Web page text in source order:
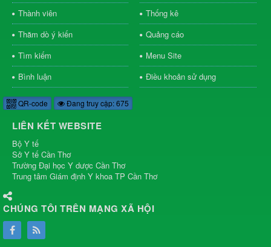
Thành viên
Thống kê
Thăm dò ý kiến
Quảng cáo
Tìm kiếm
Menu Site
Bình luận
Điều khoản sử dụng
QR-code Đang truy cập: 675
LIÊN KẾT WEBSITE
Bộ Y tế
Sở Y tế Cần Thơ
Trường Đại học Y dược Cần Thơ
Trung tâm Giám định Y khoa TP Cần Thơ
CHÚNG TÔI TRÊN MẠNG XÃ HỘI